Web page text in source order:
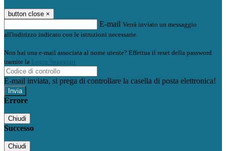
button close ×
E-mail Verrà inviato un messaggio
all'indirizzo indicato con le istruzioni necessarie.
Non hai una e-mail associata al nome utente? Effettua il reset della password
tramite la Login Spaggiari
E-mail inviata, si prega di controllare la casella di posta elettronica!
Errore
Chiudi
Successo
Chiudi